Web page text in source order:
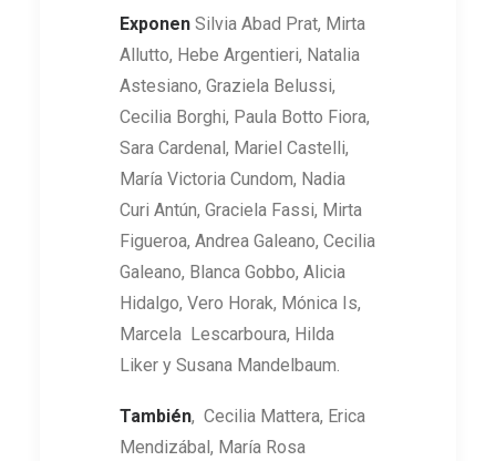
Exponen Silvia Abad Prat, Mirta
Allutto, Hebe Argentieri, Natalia
Astesiano, Graziela Belussi,
Cecilia Borghi, Paula Botto Fiora,
Sara Cardenal, Mariel Castelli,
María Victoria Cundom, Nadia
Curi Antún, Graciela Fassi, Mirta
Figueroa, Andrea Galeano, Cecilia
Galeano, Blanca Gobbo, Alicia
Hidalgo, Vero Horak, Mónica Is,
Marcela Lescarboura, Hilda
Liker y Susana Mandelbaum.
También, Cecilia Mattera, Erica
Mendizábal, María Rosa